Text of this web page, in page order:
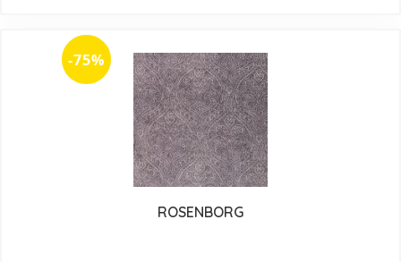
-75%
ROSENBORG